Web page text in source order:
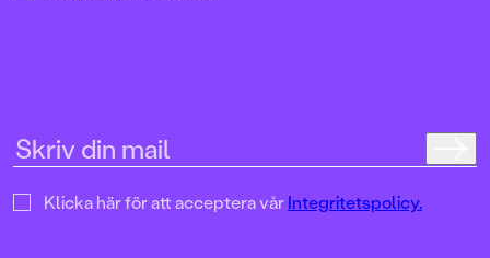
Klicka här för att acceptera vårIntegritetspolicy.